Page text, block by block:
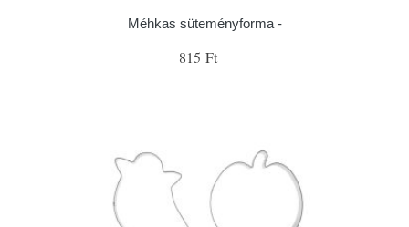
Méhkas süteményforma -
815 Ft